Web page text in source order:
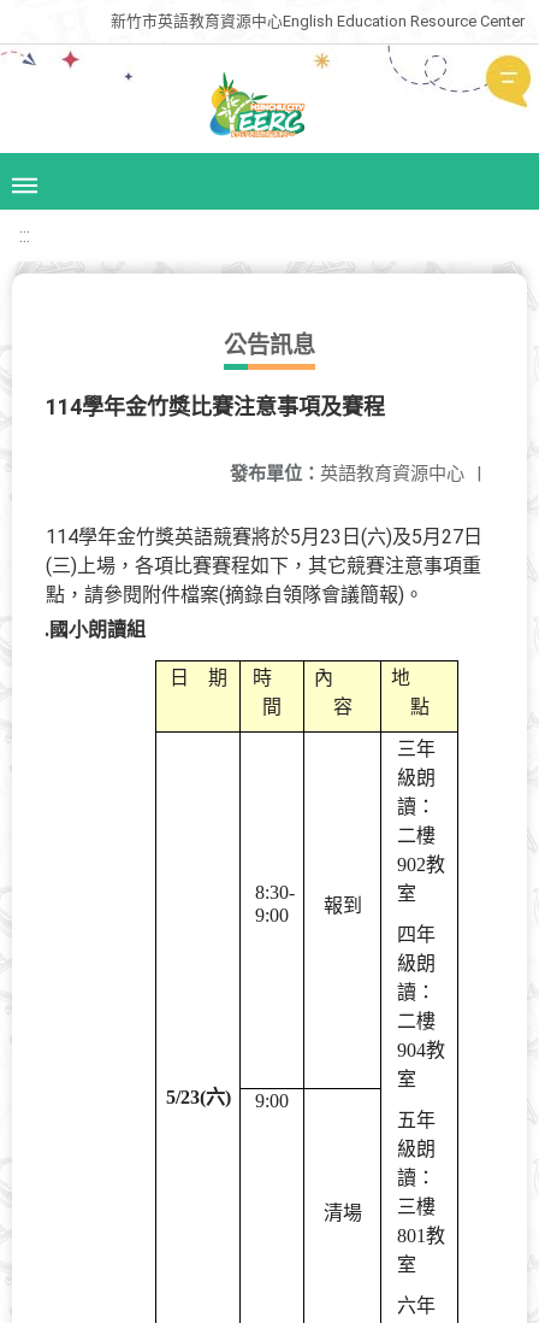
新竹市英語教育資源中心English Education Resource Center
:::
公告訊息
114學年金竹獎比賽注意事項及賽程
發布單位： 英語教育資源中心 |
114學年金竹獎英語競賽將於5月23日(六)及5月27日
(三)上場，各項比賽賽程如下，其它競賽注意事項重
點，請參閱附件檔案(摘錄自領隊會議簡報)。
1.國小朗讀組
日 期
時
間
內
容
地
點
5/23(六)
8:30-
9:00
報到
三年
級朗
讀：
二樓
902教
室
四年
級朗
讀：
二樓
904教
室
五年
級朗
讀：
三樓
801教
室
六年
9:00
清場